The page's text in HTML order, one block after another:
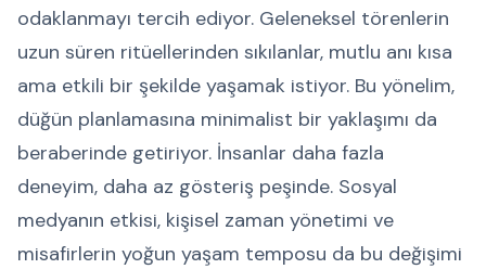
odaklanmayı tercih ediyor. Geleneksel törenlerin
uzun süren ritüellerinden sıkılanlar, mutlu anı kısa
ama etkili bir şekilde yaşamak istiyor. Bu yönelim,
düğün planlamasına minimalist bir yaklaşımı da
beraberinde getiriyor. İnsanlar daha fazla
deneyim, daha az gösteriş peşinde. Sosyal
medyanın etkisi, kişisel zaman yönetimi ve
misafirlerin yoğun yaşam temposu da bu değişimi